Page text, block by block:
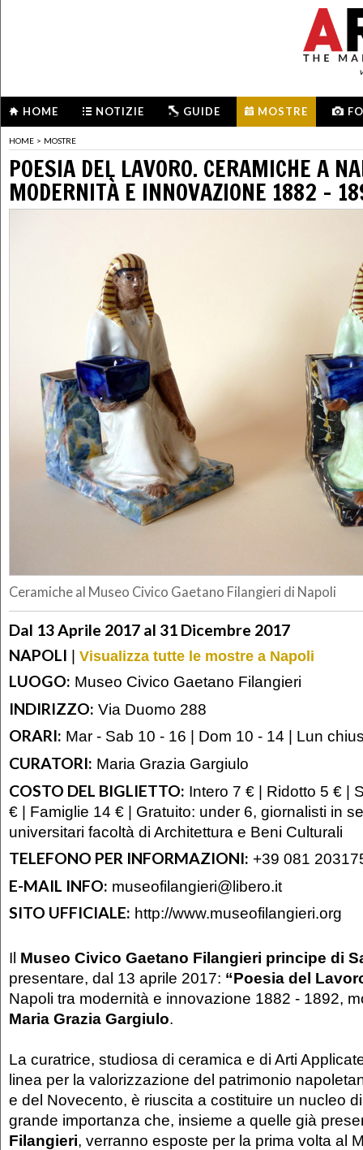
HOME NOTIZIE GUIDE MOSTRE
HOME > MOSTRE
POESIA DEL LAVORO. CERAMICHE A
MODERNITÀ E INNOVAZIONE 1882 -
Ceramiche al Museo Civico Gaetano Filangieri di Napoli
Dal 13 Aprile 2017 al 31 Dicembre 2017
NAPOLI | Visualizza tutte le mostre a Napoli
LUOGO: Museo Civico Gaetano Filangieri
INDIRIZZO: Via Duomo 288
ORARI: Mar - Sab 10 - 16 | Dom 10 - 14 | Lun
CURATORI: Maria Grazia Gargiulo
COSTO DEL BIGLIETTO: Intero 7 € | Ridotto 5 € |
€ | Famiglie 14 € | Gratuito: under 6, giornalisti in
universitari facoltà di Architettura e Beni Culturali
TELEFONO PER INFORMAZIONI: +39 081
E-MAIL INFO: museofilangieri@libero.it
SITO UFFICIALE: http://www.museofilangieri.org
Il Museo Civico Gaetano Filangieri principe di
presentare, dal 13 aprile 2017: “Poesia del
Napoli tra modernità e innovazione 1882 - 1892,
Maria Grazia Gargiulo.
La curatrice, studiosa di ceramica e di Arti
linea per la valorizzazione del patrimonio
e del Novecento, è riuscita a costituire un nucleo
grande importanza che, insieme a quelle già
Filangieri, verranno esposte per la prima volta al